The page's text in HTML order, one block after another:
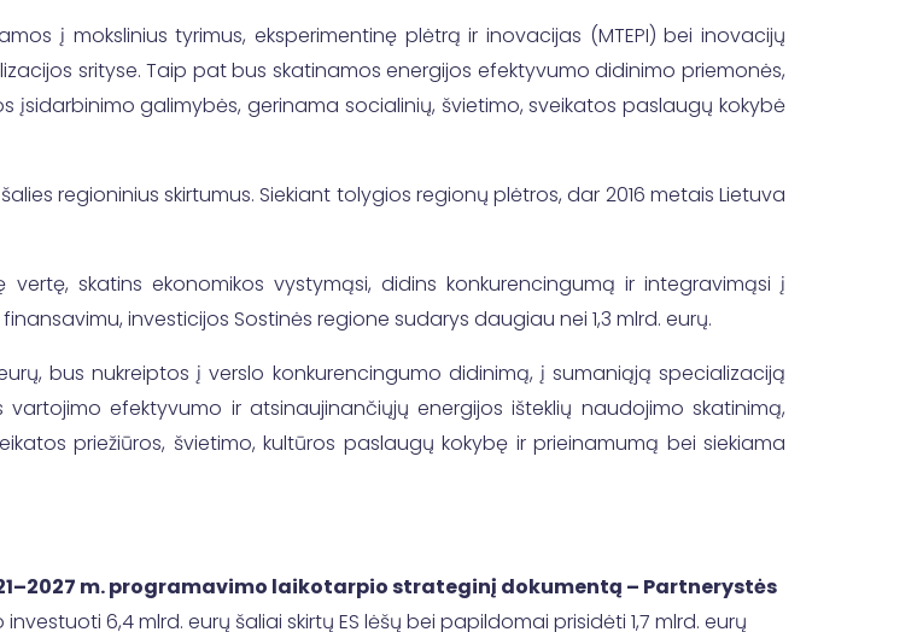
į mokslinius tyrimus, eksperimentinę plėtrą ir inovacijas (MTEPI) bei inovacijų
srityse. Taip pat bus skatinamos energijos efektyvumo didinimo priemonės,
įsidarbinimo galimybės, gerinama socialinių, švietimo, sveikatos paslaugų kokybė
regioninius skirtumus. Siekiant tolygios regionų plėtros, dar 2016 metais Lietuva
skatins ekonomikos vystymąsi, didins konkurencingumą ir integravimąsi į
investicijos Sostinės regione sudarys daugiau nei 1,3 mlrd. eurų.
bus nukreiptos į verslo konkurencingumo didinimą, į sumaniąją specializaciją
efektyvumo ir atsinaujinančiųjų energijos išteklių naudojimo skatinimą,
priežiūros, švietimo, kultūros paslaugų kokybę ir prieinamumą bei siekiama
m. programavimo laikotarpio strateginį dokumentą – Partnerystės
6,4 mlrd. eurų šaliai skirtų ES lėšų bei papildomai prisidėti 1,7 mlrd. eurų